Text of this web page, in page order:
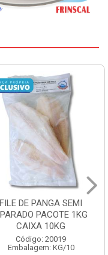
POLACA DESFIADA
PESCAMARES PCT5KG
CX10KG
Código: 20161
Embalagem: KG/10